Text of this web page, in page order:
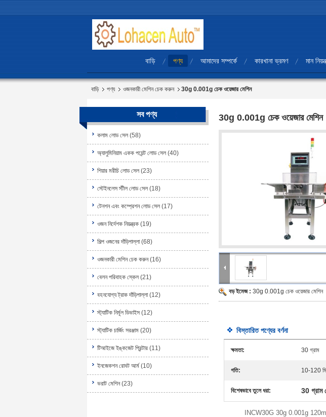
বাড়ি পণ্য আমাদের সম্পর্কে কারখানা ভ্রমণ মান
বাড়ি পণ্য ওজনকারী মেশিন চেক করুন 30g 0.001g চেক ওয়েজার মেশিন
সব পণ্য
কলাম লোড সেল (58)
অ্যালুমিনিয়াম একক পয়েন্ট লোড সেল (40)
শিয়ার মরীচি লোড সেল (23)
স্টেইনলেস স্টীল লোড সেল (18)
টেনশন এবং কম্প্রেশন লোড সেল (17)
ওজন নির্দেশক নিয়ন্ত্রক (19)
শিল্প ওজনের দাঁড়িপাল্লা (68)
ওজনকারী মেশিন চেক করুন (16)
বেলন পরিবাহক স্কেল (21)
বহনযোগ্য ট্রাক দাঁড়িপাল্লা (12)
স্ট্যাটিক নির্মূল ডিভাইস (12)
স্ট্যাটিক চার্জিং সরঞ্জাম (20)
টিআইজে ইঙ্কজেট প্রিন্টার (11)
ইনজেকশন রোবট আর্ম (10)
ভরাট মেশিন (23)
30g 0.001g চেক ওয়েজার মেশিন
বড় ইমেজ : 30g 0.001g চেক ওয়েজার মেশিন
বিস্তারিত পণ্যের বর্ণনা
ক্ষমতা: 30 গ্রাম
গতি: 10-120 মি/
বিশেষভাবে তুলে ধরা: 30 গ্রাম
INCW30G 30g 0.001g 120m